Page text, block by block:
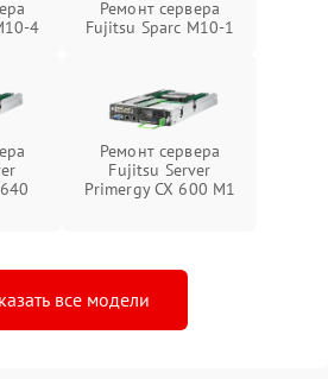
4
Ремонт сервера
Fujitsu Sparc M10-1
Ремонт сервера
Fujitsu Server
Primergy CX 600 M1
все модели